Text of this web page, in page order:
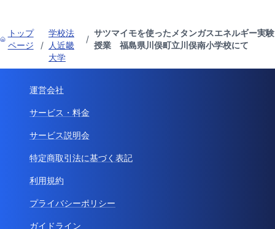
トップ
ページ
/
学校法
人近畿
大学
/
サツマイモを使ったメタンガスエネルギー実験
授業 福島県川俣町立川俣南小学校にて
運営会社
サービス・料金
サービス説明会
特定商取引法に基づく表記
利用規約
プライバシーポリシー
ガイドライン